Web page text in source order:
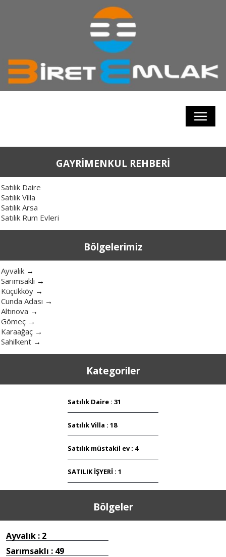
GAYRİMENKUL REHBERİ
Satılık Daire
Satılık Villa
Satılık Arsa
Satılık Rum Evleri
Bölgelerimiz
Ayvalık →
Sarımsaklı →
Küçükköy →
Cunda Adası →
Altınova →
Gömeç →
Karaağaç →
Sahilkent →
Kategoriler
Satılık Daire : 31
Satılık Villa : 18
Satılık müstakil ev : 4
SATILIK İŞYERİ : 1
Bölgeler
Ayvalık : 2
Sarımsaklı : 49